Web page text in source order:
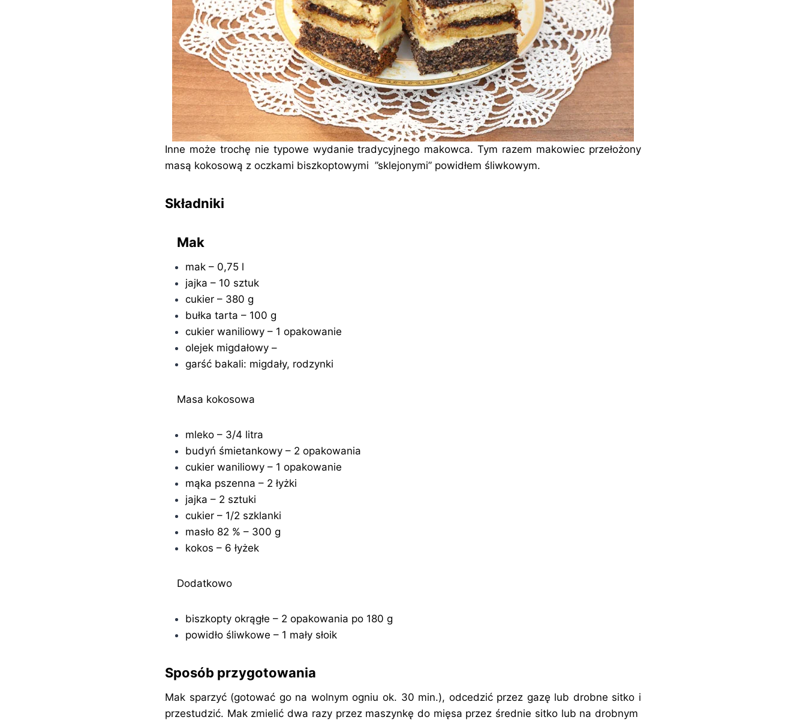
Inne może trochę nie typowe wydanie tradycyjnego makowca. Tym razem makowiec przełożony
masą kokosową z oczkami biszkoptowymi ”sklejonymi” powidłem śliwkowym.
Składniki
Mak
mak – 0,75 l
jajka – 10 sztuk
cukier – 380 g
bułka tarta – 100 g
cukier waniliowy – 1 opakowanie
olejek migdałowy –
garść bakali: migdały, rodzynki
Masa kokosowa
mleko – 3/4 litra
budyń śmietankowy – 2 opakowania
cukier waniliowy – 1 opakowanie
mąka pszenna – 2 łyżki
jajka – 2 sztuki
cukier – 1/2 szklanki
masło 82 % – 300 g
kokos – 6 łyżek
Dodatkowo
biszkopty okrągłe – 2 opakowania po 180 g
powidło śliwkowe – 1 mały słoik
Sposób przygotowania
Mak sparzyć (gotować go na wolnym ogniu ok. 30 min.), odcedzić przez gazę lub drobne sitko i
przestudzić. Mak zmielić dwa razy przez maszynkę do mięsa przez średnie sitko lub na drobnym